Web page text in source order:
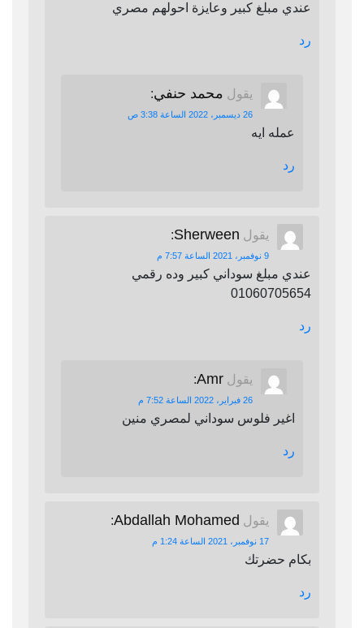
عندي مبلغ كبير وعايزة احولهم مصري
رد
يقول محمد حنفي:
26 ديسمبر، 2022 الساعة 3:38 ص
عمله ايه
رد
يقول Sherween
:
9 نوفمبر، 2021 الساعة 7:57 م
عندي مبلغ سوداني كبير وده رقمي
01060705654
رد
يقول Amr
:
26 فبراير، 2022 الساعة 7:52 م
اغير فلوس سوداني لمصري منين
رد
يقول Abdallah Mohamed
:
17 نوفمبر، 2021 الساعة 1:24 م
بكام حضرتك
رد